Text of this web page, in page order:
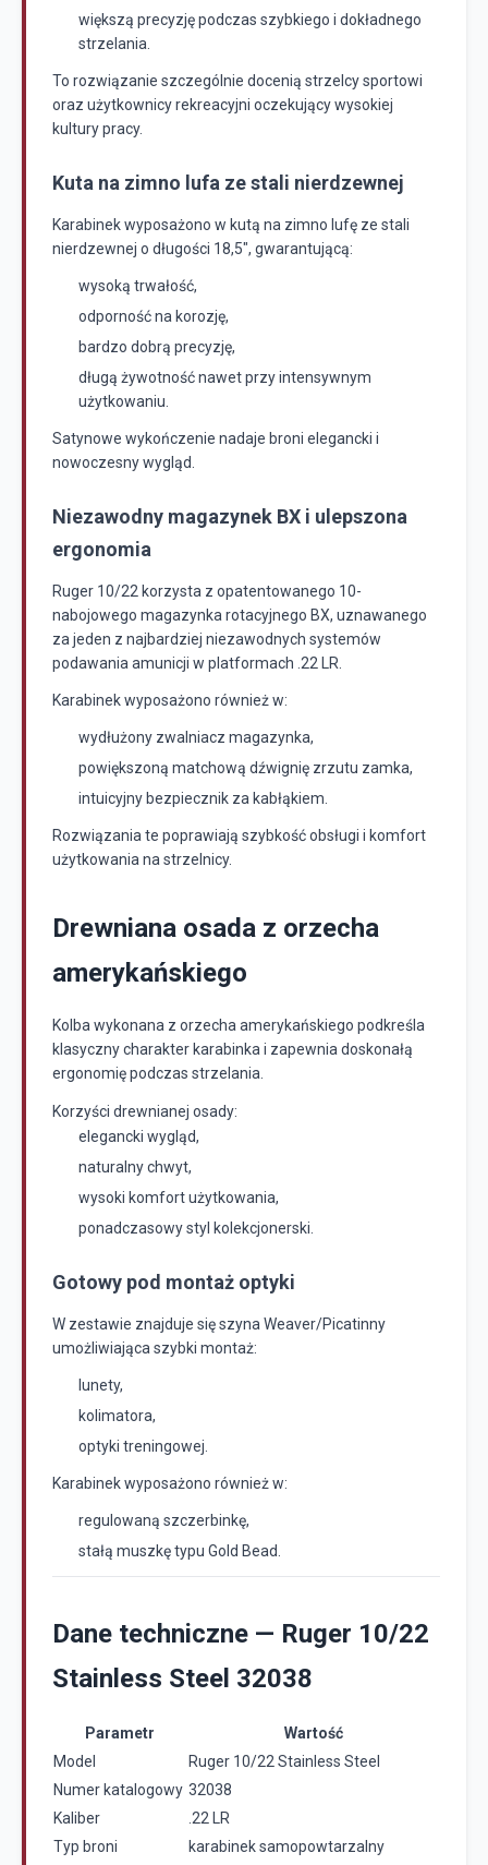
większą precyzję podczas szybkiego i dokładnego
strzelania.
To rozwiązanie szczególnie docenią strzelcy sportowi
oraz użytkownicy rekreacyjni oczekujący wysokiej
kultury pracy.
Kuta na zimno lufa ze stali nierdzewnej
Karabinek wyposażono w kutą na zimno lufę ze stali
nierdzewnej o długości 18,5", gwarantującą:
wysoką trwałość,
odporność na korozję,
bardzo dobrą precyzję,
długą żywotność nawet przy intensywnym
użytkowaniu.
Satynowe wykończenie nadaje broni elegancki i
nowoczesny wygląd.
Niezawodny magazynek BX i ulepszona
ergonomia
Ruger 10/22 korzysta z opatentowanego 10-
nabojowego magazynka rotacyjnego BX, uznawanego
za jeden z najbardziej niezawodnych systemów
podawania amunicji w platformach .22 LR.
Karabinek wyposażono również w:
wydłużony zwalniacz magazynka,
powiększoną matchową dźwignię zrzutu zamka,
intuicyjny bezpiecznik za kabłąkiem.
Rozwiązania te poprawiają szybkość obsługi i komfort
użytkowania na strzelnicy.
Drewniana osada z orzecha
amerykańskiego
Kolba wykonana z orzecha amerykańskiego podkreśla
klasyczny charakter karabinka i zapewnia doskonałą
ergonomię podczas strzelania.
Korzyści drewnianej osady:
elegancki wygląd,
naturalny chwyt,
wysoki komfort użytkowania,
ponadczasowy styl kolekcjonerski.
Gotowy pod montaż optyki
W zestawie znajduje się szyna Weaver/Picatinny
umożliwiająca szybki montaż:
lunety,
kolimatora,
optyki treningowej.
Karabinek wyposażono również w:
regulowaną szczerbinkę,
stałą muszkę typu Gold Bead.
Dane techniczne — Ruger 10/22
Stainless Steel 32038
Parametr
Wartość
Model
Ruger 10/22 Stainless Steel
Numer katalogowy 32038
Kaliber
.22 LR
Typ broni
karabinek samopowtarzalny